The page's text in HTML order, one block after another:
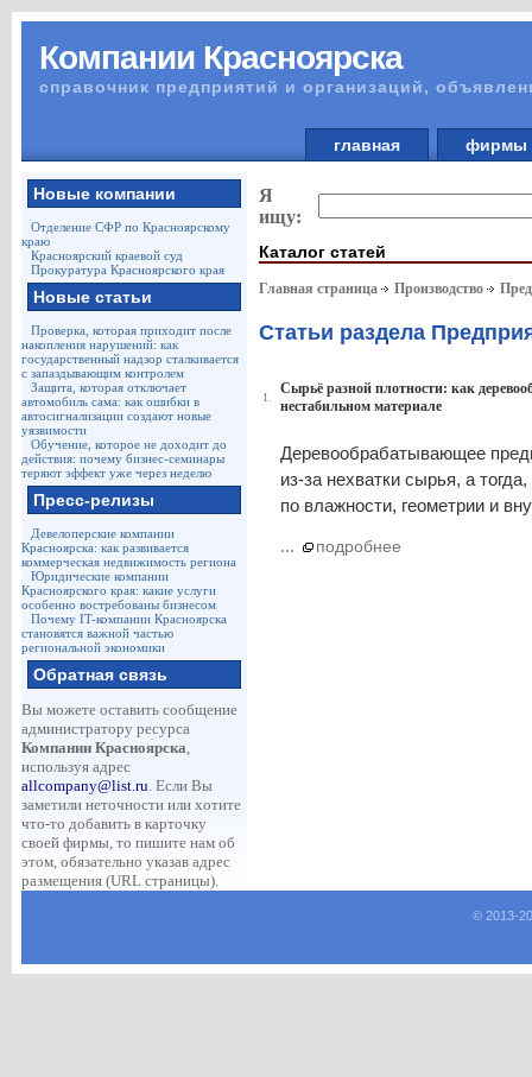
Компании Красноярска
справочник предприятий и организаций,
главная
Новые компании
Отделение СФР по Красноярскому
краю
Красноярский краевой суд
Прокуратура Красноярского края
Новые статьи
Проверка, которая приходит после
накопления нарушений: как
государственный надзор сталкивается
с запаздывающим контролем
Защита, которая отключает
автомобиль сама: как ошибки в
автосигнализации создают новые
уязвимости
Обучение, которое не доходит до
действия: почему бизнес-семинары
теряют эффект уже через неделю
Пресс-релизы
Девелоперские компании
Красноярска: как развивается
коммерческая недвижимость региона
Юридические компании
Красноярского края: какие услуги
особенно востребованы бизнесом
Почему IT-компании Красноярска
становятся важной частью
региональной экономики
Обратная связь
Вы можете оставить сообщение
администратору ресурса
Компании Красноярска,
используя адрес
allcompany@list.ru. Если Вы
заметили неточности или хотите
что-то добавить в карточку
своей фирмы, то пишите нам об
этом, обязательно указав адрес
размещения (URL страницы).
Я
ищу:
Каталог статей
Главная страница Производство
Статьи раздела
1.
Сырьё разной плотности: как
нестабильном материале
Деревообрабатывающее
из-за нехватки сырья, а
по влажности, геометрии и
... подробнее
© 2013-